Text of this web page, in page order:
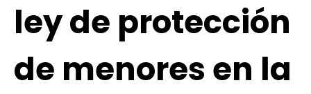
ley de protección
de menores en la